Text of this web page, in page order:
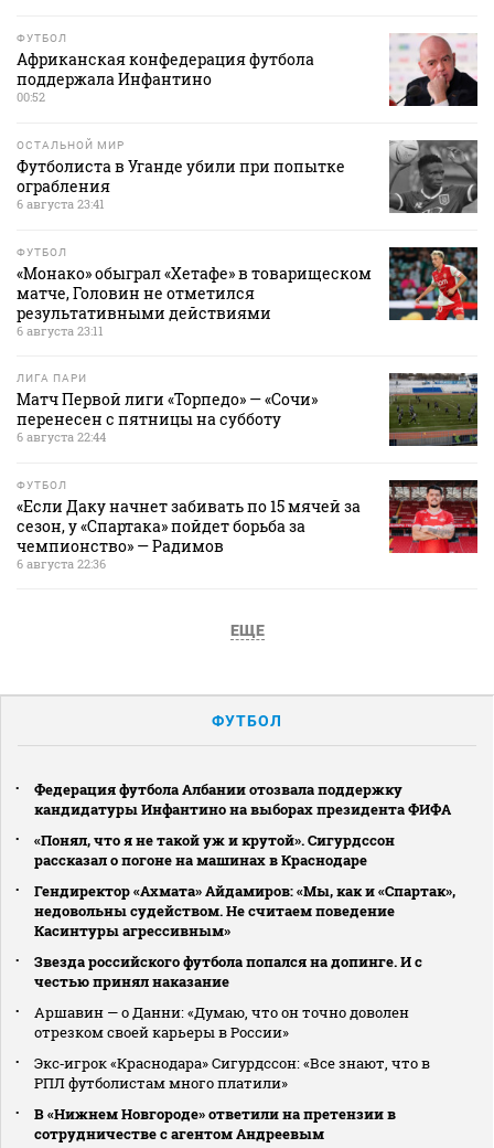
ФУТБОЛ
Африканская конфедерация футбола
поддержала Инфантино
00:52
ОСТАЛЬНОЙ МИР
Футболиста в Уганде убили при попытке
ограбления
6 августа 23:41
ФУТБОЛ
«Монако» обыграл «Хетафе» в товарищеском
матче, Головин не отметился
результативными действиями
6 августа 23:11
ЛИГА ПАРИ
Матч Первой лиги «Торпедо» — «Сочи»
перенесен с пятницы на субботу
6 августа 22:44
ФУТБОЛ
«Если Даку начнет забивать по 15 мячей за
сезон, у «Спартака» пойдет борьба за
чемпионство» — Радимов
6 августа 22:36
ЕЩЕ
ФУТБОЛ
Федерация футбола Албании отозвала поддержку
кандидатуры Инфантино на выборах президента ФИФА
«Понял, что я не такой уж и крутой». Сигурдссон
рассказал о погоне на машинах в Краснодаре
Гендиректор «Ахмата» Айдамиров: «Мы, как и «Спартак»,
недовольны судейством. Не считаем поведение
Касинтуры агрессивным»
Звезда российского футбола попался на допинге. И с
честью принял наказание
Аршавин — о Данни: «Думаю, что он точно доволен
отрезком своей карьеры в России»
Экс‑игрок «Краснодара» Сигурдссон: «Все знают, что в
РПЛ футболистам много платили»
В «Нижнем Новгороде» ответили на претензии в
сотрудничестве с агентом Андреевым